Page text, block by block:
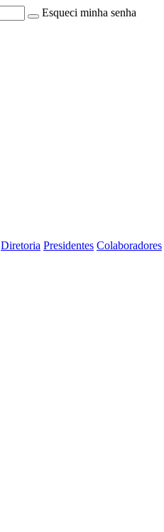
Esqueci minha senha
Diretoria Presidentes Colaboradores